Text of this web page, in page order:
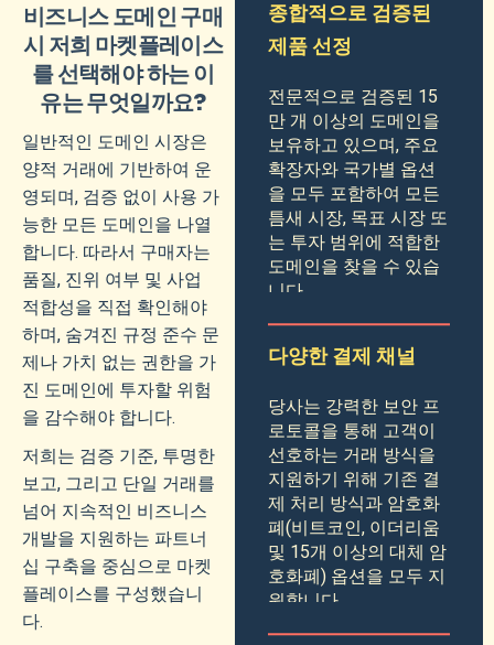
비즈니스 도메인 구매
시 저희 마켓플레이스
를 선택해야 하는 이
유는 무엇일까요?
일반적인 도메인 시장은
양적 거래에 기반하여 운
영되며, 검증 없이 사용 가
능한 모든 도메인을 나열
합니다. 따라서 구매자는
품질, 진위 여부 및 사업
적합성을 직접 확인해야
하며, 숨겨진 규정 준수 문
제나 가치 없는 권한을 가
진 도메인에 투자할 위험
을 감수해야 합니다.
저희는 검증 기준, 투명한
보고, 그리고 단일 거래를
넘어 지속적인 비즈니스
개발을 지원하는 파트너
십 구축을 중심으로 마켓
플레이스를 구성했습니
다.
종합적으로 검증된
제품 선정
전문적으로 검증된 15
만 개 이상의 도메인을
보유하고 있으며, 주요
확장자와 국가별 옵션
을 모두 포함하여 모든
틈새 시장, 목표 시장 또
는 투자 범위에 적합한
도메인을 찾을 수 있습
니다.
다양한 결제 채널
당사는 강력한 보안 프
로토콜을 통해 고객이
선호하는 거래 방식을
지원하기 위해 기존 결
제 처리 방식과 암호화
폐(비트코인, 이더리움
및 15개 이상의 대체 암
호화폐) 옵션을 모두 지
원합니다.